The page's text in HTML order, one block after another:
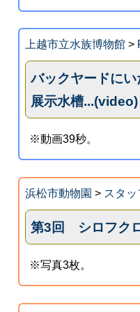
上越市立水族博物館>
バックヤードに
展示水槽...(video)
※動画39秒。
浜松市動物園 > スタ
第3回 シロフク
※写真3枚。